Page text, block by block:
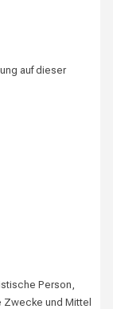
auf dieser
Person,
Zwecke und Mittel